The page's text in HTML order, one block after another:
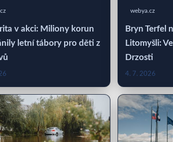
v akci: Miliony korun
letní tábory pro děti z
webya.cz
Bryn Terfel
Litomyšli:
Drzosti
4. 7. 2026